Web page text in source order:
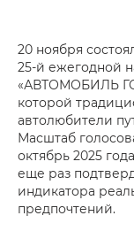
20 ноября
25-й ежегодной
«АВТОМОБИЛЬ
которой
автолюбители
Масштаб
октябрь 2025
еще раз
индикатора
предпочтений.